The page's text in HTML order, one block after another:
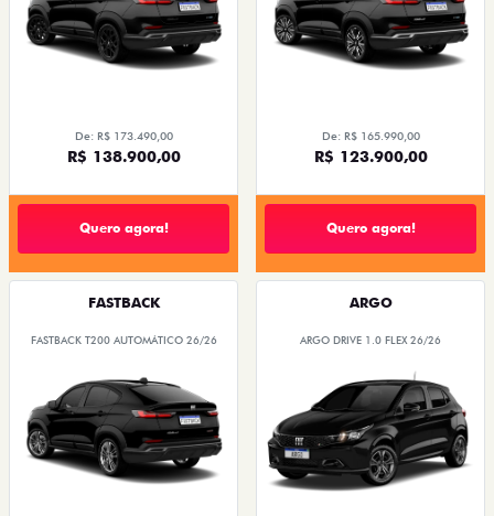
De: R$ 173.490,00
R$ 138.900,00
Quero agora!
De: R$ 165.990,00
R$ 123.900,00
Quero agora!
FASTBACK
FASTBACK T200 AUTOMÁTICO 26/26
ARGO
ARGO DRIVE 1.0 FLEX 26/26